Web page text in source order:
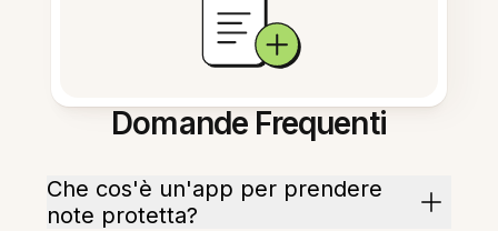
Domande Frequenti
Che cos'è un'app per prendere
note protetta?